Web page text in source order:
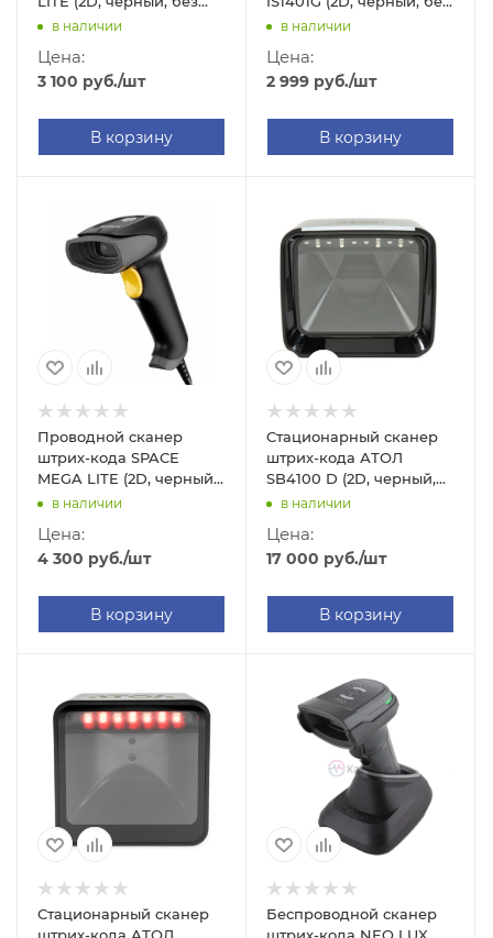
подставки, 2м кабель)
в наличии
Цена:
3 100 руб./шт
В корзину
поставки, 1.8м кабель)
в наличии
Цена:
2 999 руб./шт
В корзину
Проводной сканер
штрих-кода SPACE
MEGA LITE (2D, черный,
без подставки, 2м
в наличии
Цена:
4 300 руб./шт
В корзину
Стационарный сканер
штрих-кода АТОЛ
SB4100 D (2D, черный,
USB, 2м кабель)
в наличии
Цена:
17 000 руб./шт
В корзину
Стационарный сканер
Беспроводной сканер